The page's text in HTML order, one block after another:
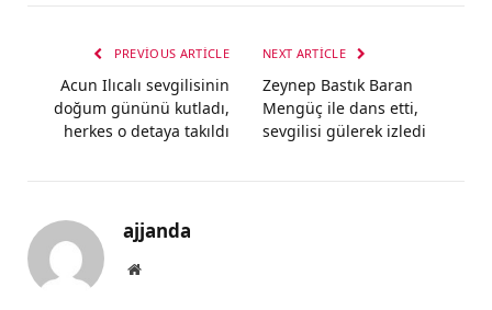
PREVIOUS ARTICLE
Acun Ilıcalı sevgilisinin
doğum gününü kutladı,
herkes o detaya takıldı
NEXT ARTICLE
Zeynep Bastık Baran
Mengüç ile dans etti,
sevgilisi gülerek izledi
ajjanda
Website